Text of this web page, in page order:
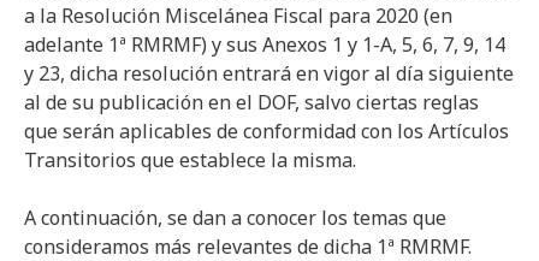
a la Resolución Miscelánea Fiscal para 2020 (en
adelante 1ª RMRMF) y sus Anexos 1 y 1-A, 5, 6, 7, 9, 14
y 23, dicha resolución entrará en vigor al día siguiente
al de su publicación en el DOF, salvo ciertas reglas
que serán aplicables de conformidad con los Artículos
Transitorios que establece la misma.
A continuación, se dan a conocer los temas que
consideramos más relevantes de dicha 1ª RMRMF.